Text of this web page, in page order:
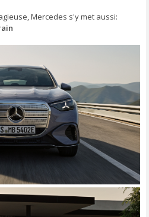
Mercedes s'y met aussi: